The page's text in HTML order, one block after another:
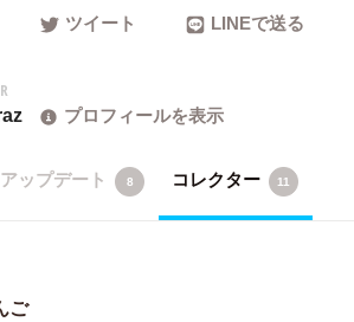
ツイート LINEで送る
プロフィールを表示
アップデート 8 コレクター 11
ご